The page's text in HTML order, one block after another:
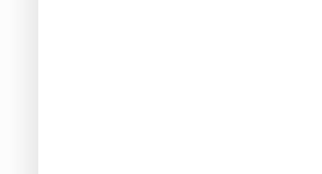
La dernière date à
Des informations